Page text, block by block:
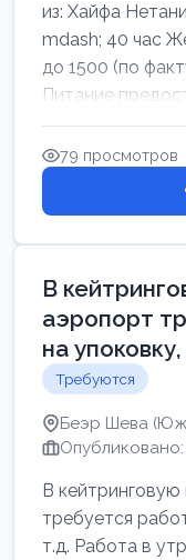
из: Хайфа
mdash; 40 час
до 1500 (по
Питание
79 просмотров
В
аэропорт
на
Требуются
Беэр Шева
В
требуется
т.д. Работа в